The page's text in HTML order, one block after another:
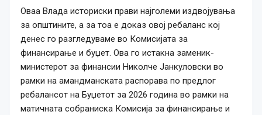
Оваа Влада историски прави најголеми издвојувања
за општините, а за тоа е доказ овој ребаланс кој
денес го разгледуваме во Комисијата за
финансирање и буџет. Ова го истакна заменик-
министерот за финансии Николче Јанкуловски во
рамки на амандманската распорава по предлог
ребалансот на Буџетот за 2026 година во рамки на
матичната собраниска Комисија за финансирање и